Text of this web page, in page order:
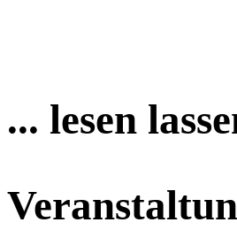
... lesen